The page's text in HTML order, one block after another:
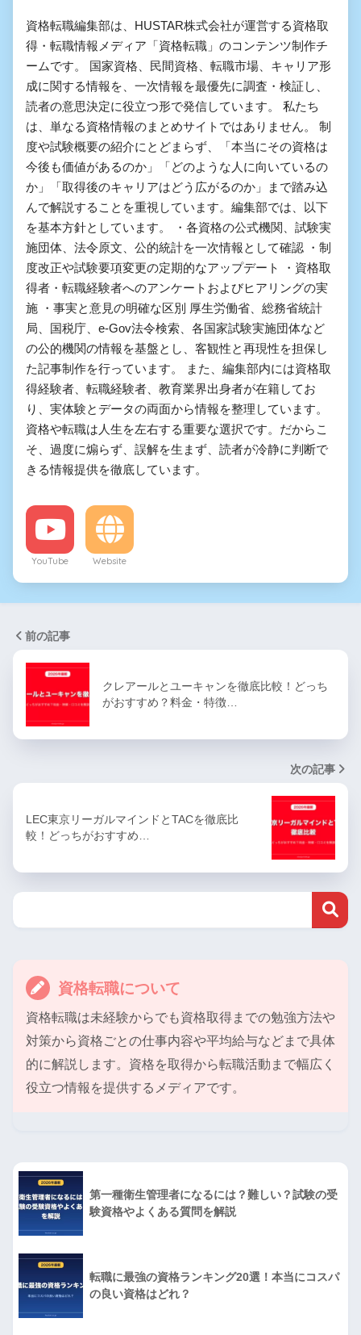
資格転職編集部は、HUSTAR株式会社が運営する資格取
得・転職情報メディア「資格転職」のコンテンツ制作チ
ームです。 国家資格、民間資格、転職市場、キャリア形
成に関する情報を、一次情報を最優先に調査・検証し、
読者の意思決定に役立つ形で発信しています。 私たち
は、単なる資格情報のまとめサイトではありません。 制
度や試験概要の紹介にとどまらず、「本当にその資格は
今後も価値があるのか」「どのような人に向いているの
か」「取得後のキャリアはどう広がるのか」まで踏み込
んで解説することを重視しています。編集部では、以下
を基本方針としています。 ・各資格の公式機関、試験実
施団体、法令原文、公的統計を一次情報として確認 ・制
度改正や試験要項変更の定期的なアップデート ・資格取
得者・転職経験者へのアンケートおよびヒアリングの実
施 ・事実と意見の明確な区別 厚生労働省、総務省統計
局、国税庁、e-Gov法令検索、各国家試験実施団体など
の公的機関の情報を基盤とし、客観性と再現性を担保し
た記事制作を行っています。 また、編集部内には資格取
得経験者、転職経験者、教育業界出身者が在籍してお
り、実体験とデータの両面から情報を整理しています。
資格や転職は人生を左右する重要な選択です。だからこ
そ、過度に煽らず、誤解を生まず、読者が冷静に判断で
きる情報提供を徹底しています。
YouTube Website
前の記事
クレアールとユーキャンを徹底比較！どっち
がおすすめ？料金・特徴…
次の記事
LEC東京リーガルマインドとTACを徹底比
較！どっちがおすすめ…
資格転職について
資格転職は未経験からでも資格取得までの勉強方法や
対策から資格ごとの仕事内容や平均給与などまで具体
的に解説します。資格を取得から転職活動まで幅広く
役立つ情報を提供するメディアです。
第一種衛生管理者になるには？難しい？試験の受
験資格やよくある質問を解説
転職に最強の資格ランキング20選！本当にコスパ
の良い資格はどれ？